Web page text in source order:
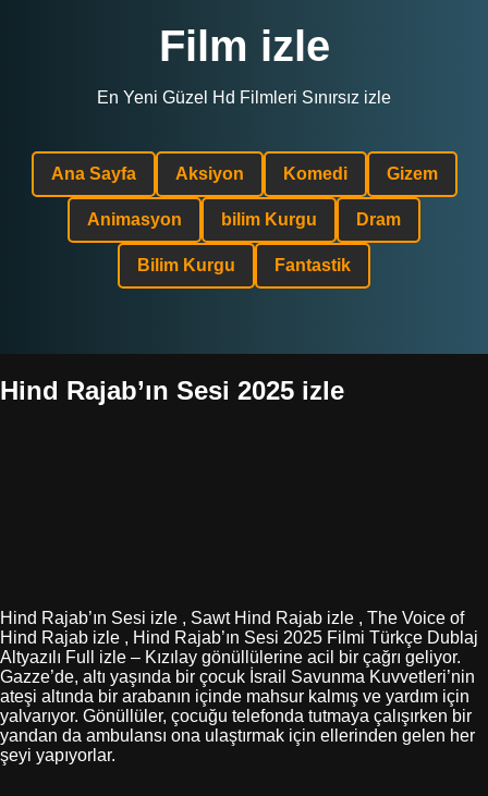
Film izle
En Yeni Güzel Hd Filmleri Sınırsız izle
Ana Sayfa Aksiyon Komedi Gizem
Animasyon bilim Kurgu Dram
Bilim Kurgu Fantastik
Hind Rajab’ın Sesi 2025 izle
Hind Rajab’ın Sesi izle , Sawt Hind Rajab izle , The Voice of
Hind Rajab izle , Hind Rajab’ın Sesi 2025 Filmi Türkçe Dublaj
Altyazılı Full izle – Kızılay gönüllülerine acil bir çağrı geliyor.
Gazze’de, altı yaşında bir çocuk İsrail Savunma Kuvvetleri’nin
ateşi altında bir arabanın içinde mahsur kalmış ve yardım için
yalvarıyor. Gönüllüler, çocuğu telefonda tutmaya çalışırken bir
yandan da ambulansı ona ulaştırmak için ellerinden gelen her
şeyi yapıyorlar.